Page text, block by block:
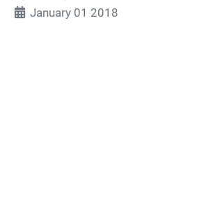
January 01 2018